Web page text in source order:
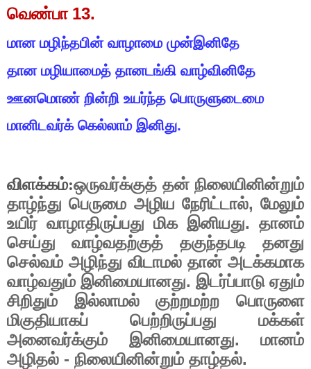
வெண்பா 13.
மான மழிந்தபின் வாழாமை முன்இனிதே
தான மழியாமைத் தானடங்கி வாழ்வினிதே
ஊனமொண் றின்றி உயர்ந்த பொருளுடைமை
மானிடவர்க் கெல்லாம் இனிது.
விளக்கம்:ஒருவர்க்குத் தன் நிலையினின்றும்
தாழ்ந்து பெருமை அழிய நேரிட்டால், மேலும்
உயிர் வாழாதிருப்பது மிக இனியது. தானம்
செய்து
வாழ்வதற்குத் தகுந்தபடி
தனது
செல்வம் அழிந்து விடாமல் தான் அடக்கமாக
வாழ்வதும் இனிமையானது. இடர்ப்பாடு ஏதும்
சிறிதும்
இல்லாமல் குற்றமற்ற
பொருளை
மிகுதியாகப்
பெற்றிருப்பது
மக்கள்
அனைவர்க்கும்
இனிமையானது. மானம்
அழிதல் - நிலையினின்றும் தாழ்தல்.